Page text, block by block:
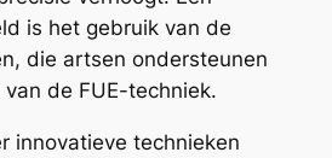
is het gebruik van de
die artsen ondersteunen
de FUE-techniek.
innovatieve technieken